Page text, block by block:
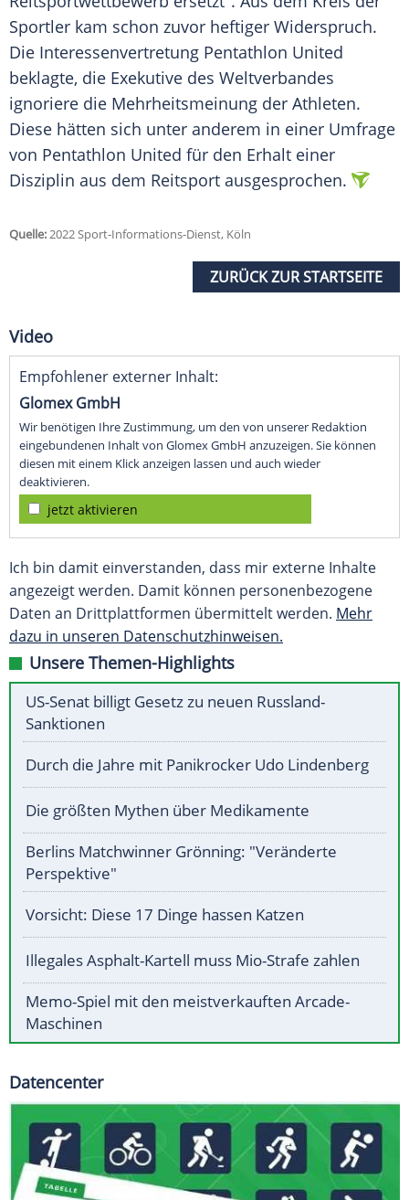
Sportler kam schon zuvor heftiger Widerspruch.
Die Interessenvertretung Pentathlon United
beklagte, die Exekutive des Weltverbandes
ignoriere die Mehrheitsmeinung der Athleten.
Diese hätten sich unter anderem in einer Umfrage
von Pentathlon United für den Erhalt einer
Disziplin aus dem Reitsport ausgesprochen.
Quelle:2022 Sport-Informations-Dienst, Köln
ZURÜCK ZUR STARTSEITE
Video
Empfohlener externer Inhalt:
Glomex GmbH
Wir benötigen Ihre Zustimmung, um den von unserer Redaktion
eingebundenen Inhalt von Glomex GmbH anzuzeigen. Sie können
diesen mit einem Klick anzeigen lassen und auch wieder
deaktivieren.
jetzt aktivieren
Ich bin damit einverstanden, dass mir externe Inhalte
angezeigt werden. Damit können personenbezogene
Daten an Drittplattformen übermittelt werden. Mehr
dazu in unseren Datenschutzhinweisen.
Unsere Themen-Highlights
US-Senat billigt Gesetz zu neuen Russland-
Sanktionen
Durch die Jahre mit Panikrocker Udo Lindenberg
Die größten Mythen über Medikamente
Berlins Matchwinner Grönning: "Veränderte
Perspektive"
Vorsicht: Diese 17 Dinge hassen Katzen
Illegales Asphalt-Kartell muss Mio-Strafe zahlen
Memo-Spiel mit den meistverkauften Arcade-
Maschinen
Datencenter